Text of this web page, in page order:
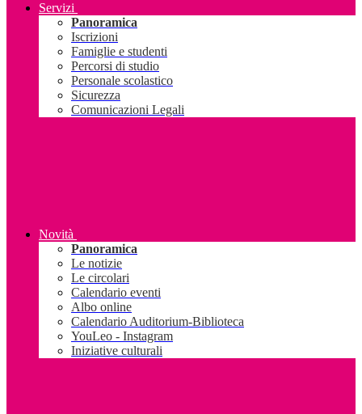
Servizi
Panoramica
Iscrizioni
Famiglie e studenti
Percorsi di studio
Personale scolastico
Sicurezza
Comunicazioni Legali
Novità
Panoramica
Le notizie
Le circolari
Calendario eventi
Albo online
Calendario Auditorium-Biblioteca
YouLeo - Instagram
Iniziative culturali